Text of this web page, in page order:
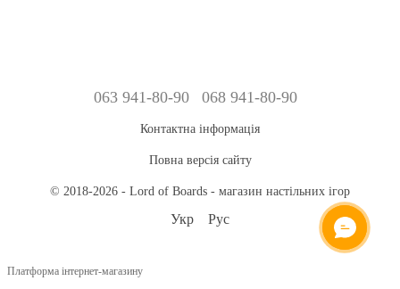
063 941-80-90 068 941-80-90
Контактна інформація
Повна версія сайту
© 2018-2026 - Lord of Boards - магазин настільних ігор
Укр Рус
Платформа інтернет-магазину